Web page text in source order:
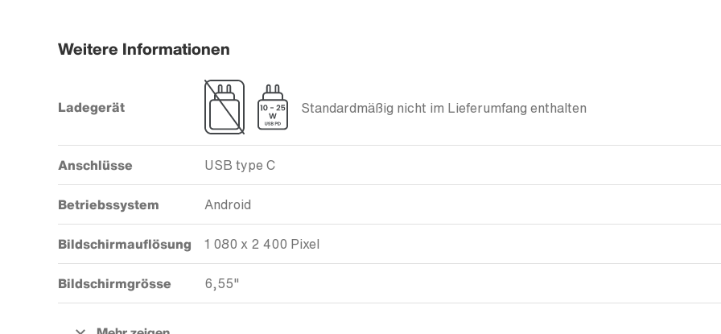
Weitere Informationen
Ladegerät Standardmäßig nicht im Lieferumfang enthalten
Anschlüsse USB type C
Betriebssystem Android
Bildschirmauflösung 1 080 x 2 400 Pixel
Bildschirmgrösse 6,55"